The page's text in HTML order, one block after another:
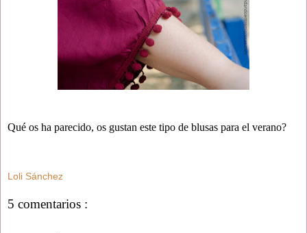
Qué os ha parecido, os gustan este tipo de blusas para el verano?
Loli Sánchez
5 comentarios :